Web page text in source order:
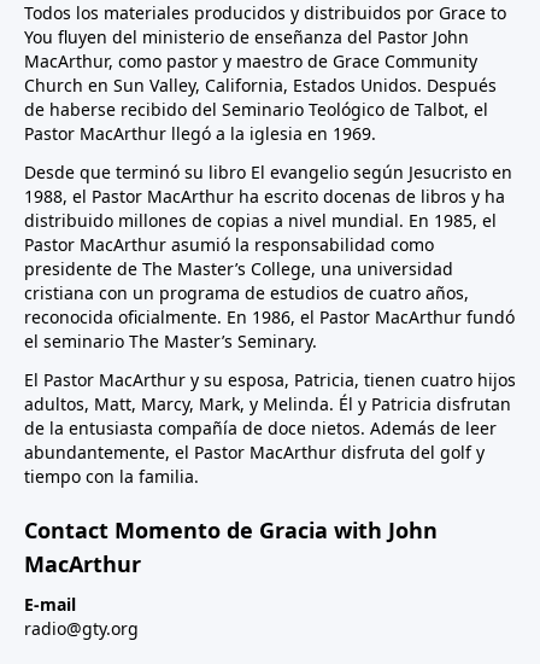
Todos los materiales producidos y distribuidos por Grace to
You fluyen del ministerio de enseñanza del Pastor John
MacArthur, como pastor y maestro de Grace Community
Church en Sun Valley, California, Estados Unidos. Después
de haberse recibido del Seminario Teológico de Talbot, el
Pastor MacArthur llegó a la iglesia en 1969.
Desde que terminó su libro El evangelio según Jesucristo en
1988, el Pastor MacArthur ha escrito docenas de libros y ha
distribuido millones de copias a nivel mundial. En 1985, el
Pastor MacArthur asumió la responsabilidad como
presidente de The Master’s College, una universidad
cristiana con un programa de estudios de cuatro años,
reconocida oficialmente. En 1986, el Pastor MacArthur fundó
el seminario The Master’s Seminary.
El Pastor MacArthur y su esposa, Patricia, tienen cuatro hijos
adultos, Matt, Marcy, Mark, y Melinda. Él y Patricia disfrutan
de la entusiasta compañía de doce nietos. Además de leer
abundantemente, el Pastor MacArthur disfruta del golf y
tiempo con la familia.
Contact Momento de Gracia with John
MacArthur
E-mail
radio@gty.org